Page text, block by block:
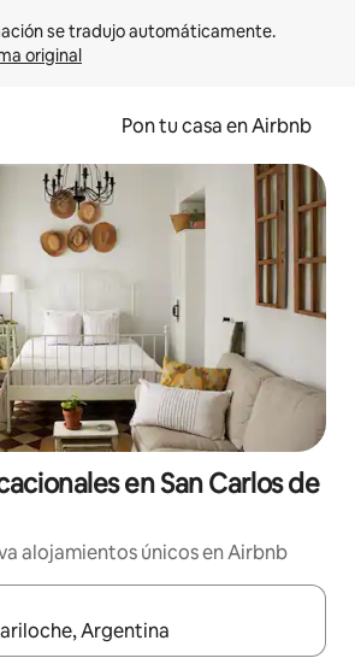
original
Pon tu casa en Airbnb
en San Carlos de
alojamientos únicos en Airbnb
estén disponibles, navega con las